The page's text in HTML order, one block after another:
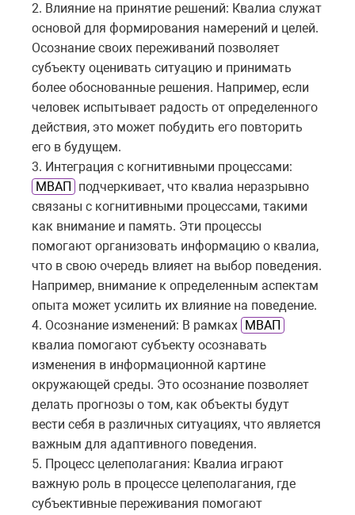
2. Влияние на принятие решений: Квалиа служат
основой для формирования намерений и целей.
Осознание своих переживаний позволяет
субъекту оценивать ситуацию и принимать
более обоснованные решения. Например, если
человек испытывает радость от определенного
действия, это может побудить его повторить
его в будущем.
3. Интеграция с когнитивными процессами:
МВАП
подчеркивает, что квалиа неразрывно
связаны с когнитивными процессами, такими
как внимание и память. Эти процессы
помогают организовать информацию о квалиа,
что в свою очередь влияет на выбор поведения.
Например, внимание к определенным аспектам
опыта может усилить их влияние на поведение.
4. Осознание изменений: В рамках МВАП
квалиа помогают субъекту осознавать
изменения в информационной картине
окружающей среды. Это осознание позволяет
делать прогнозы о том, как объекты будут
вести себя в различных ситуациях, что является
важным для адаптивного поведения.
5. Процесс целеполагания: Квалиа играют
важную роль в процессе целеполагания, где
субъективные переживания помогают